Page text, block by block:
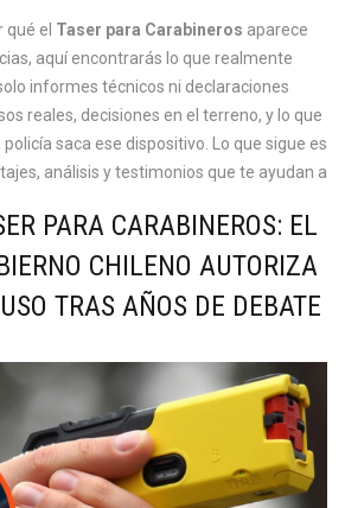
el Taser para Carabineros aparece
aquí encontrarás lo que realmente
informes técnicos ni declaraciones
reales, decisiones en el terreno, y lo que
saca ese dispositivo. Lo que sigue es
análisis y testimonios que te ayudan a
PARA CARABINEROS: EL
CHILENO AUTORIZA
TRAS AÑOS DE DEBATE